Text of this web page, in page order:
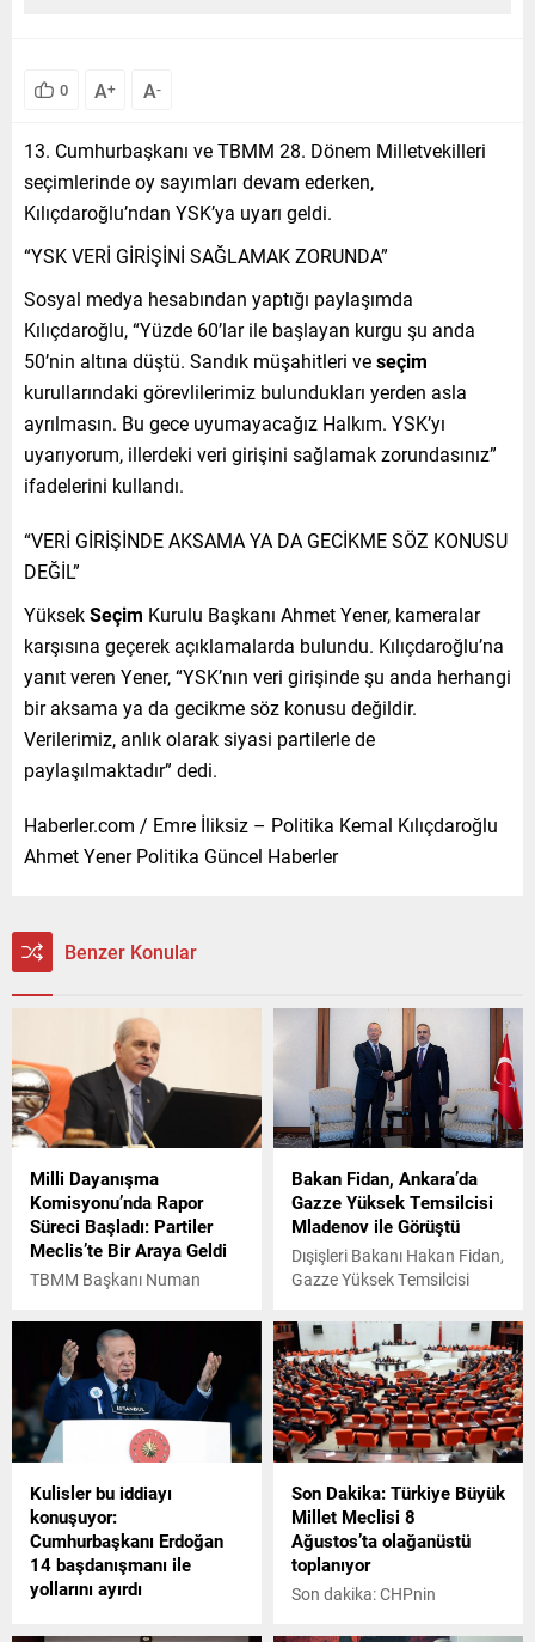
0 A+ A-
13. Cumhurbaşkanı ve TBMM 28. Dönem Milletvekilleri
seçimlerinde oy sayımları devam ederken,
Kılıçdaroğlu’ndan YSK’ya uyarı geldi.
“YSK VERİ GİRİŞİNİ SAĞLAMAK ZORUNDA”
Sosyal medya hesabından yaptığı paylaşımda
Kılıçdaroğlu, “Yüzde 60’lar ile başlayan kurgu şu anda
50’nin altına düştü. Sandık müşahitleri veseçim
kurullarındaki görevlilerimiz bulundukları yerden asla
ayrılmasın. Bu gece uyumayacağız Halkım. YSK’yı
uyarıyorum, illerdeki veri girişini sağlamak zorundasınız”
ifadelerini kullandı.
“VERİ GİRİŞİNDE AKSAMA YA DA GECİKME SÖZ KONUSU
DEĞİL”
YüksekSeçim Kurulu Başkanı Ahmet Yener, kameralar
karşısına geçerek açıklamalarda bulundu. Kılıçdaroğlu’na
yanıt veren Yener, “YSK’nın veri girişinde şu anda herhangi
bir aksama ya da gecikme söz konusu değildir.
Verilerimiz, anlık olarak siyasi partilerle de
paylaşılmaktadır” dedi.
Haberler.com / Emre İliksiz – Politika Kemal Kılıçdaroğlu
Ahmet Yener Politika Güncel Haberler
Benzer Konular
Milli Dayanışma
Komisyonu’nda Rapor
Süreci Başladı: Partiler
Meclis’te Bir Araya Geldi
TBMM Başkanı Numan
Dayanışma, Kardeşlik ve
Demokrasi Komisyonu üyesi
siyasi parti temsilcileriyle bir
araya geldi.
Bakan Fidan, Ankara’da
Gazze Yüksek Temsilcisi
Mladenov ile Görüştü
Dışişleri Bakanı Hakan Fidan,
Gazze Yüksek Temsilcisi
görüşme gerçekleştirdi.
Kulisler bu iddiayı
konuşuyor:
Cumhurbaşkanı Erdoğan
14 başdanışmanı ile
yollarını ayırdı
Son Dakika: Türkiye Büyük
Millet Meclisi 8
Ağustos’ta olağanüstü
toplanıyor
Son dakika: CHPnin